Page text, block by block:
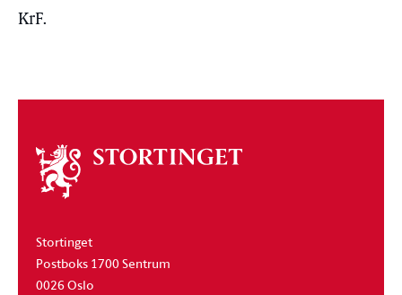
KrF.
Om
stortinget
Stortinget
Postboks 1700 Sentrum
0026 Oslo